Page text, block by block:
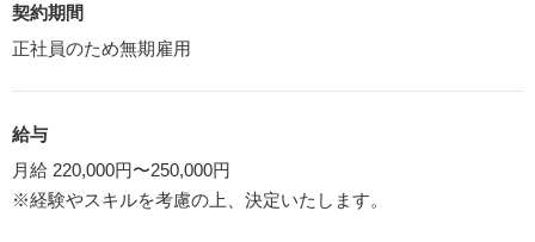
契約期間
正社員のため無期雇用
給与
月給 220,000円〜250,000円
※経験やスキルを考慮の上、決定いたします。